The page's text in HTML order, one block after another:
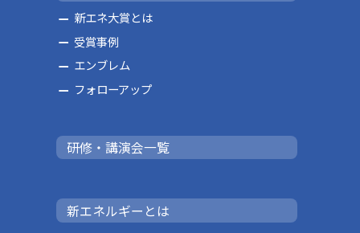
新エネ大賞とは
受賞事例
エンブレム
フォローアップ
研修・講演会一覧
新エネルギーとは